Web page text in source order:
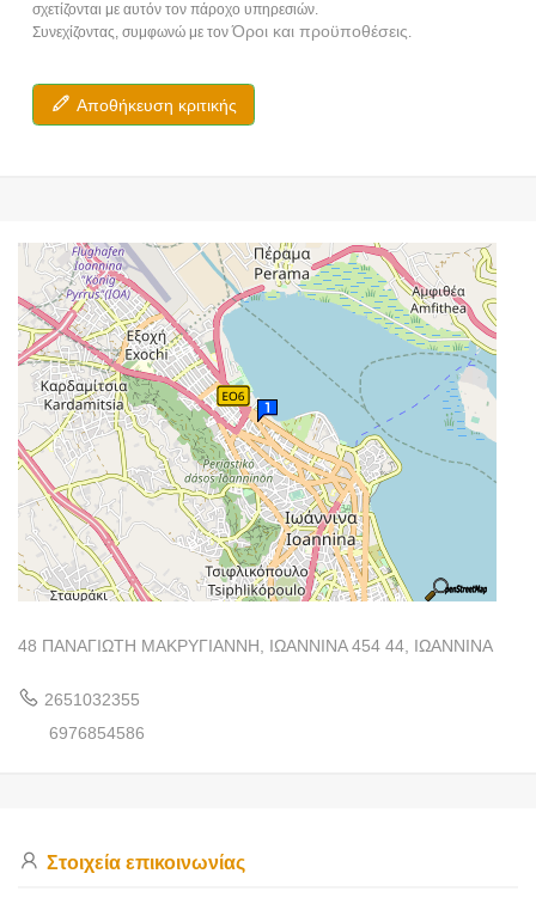
σχετίζονται με αυτόν τον πάροχο υπηρεσιών.
Συνεχίζοντας, συμφωνώ με τονΌροι και προϋποθέσεις.
Αποθήκευση κριτικής
48 ΠΑΝΑΓΙΩΤΗ ΜΑΚΡΥΓΙΑΝΝΗ, ΙΩΑΝΝΙΝΑ 454 44, ΙΩΑΝΝΙΝΑ
2651032355
6976854586
Στοιχεία επικοινωνίας